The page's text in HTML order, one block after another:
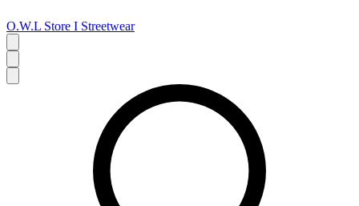
O.W.L Store I Streetwear